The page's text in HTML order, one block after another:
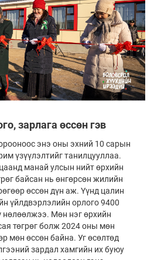
зарлага өссөн гэв
энэ оны эхний 10 сарын
үзүүлэлтийг танилцууллаа.
манай улсын нийт өрхийн
байсан нь өнгөрсөн жилийн
өссөн дүн аж. Үүнд цалин
үйлдвэрлэлийн орлого 9400
нөлөөлжээ. Мөн нэг өрхийн
төгрөг болж 2024 оны мөн
мөн өссөн байна. Уг өсөлтөд
зардал хамгийн их буюу